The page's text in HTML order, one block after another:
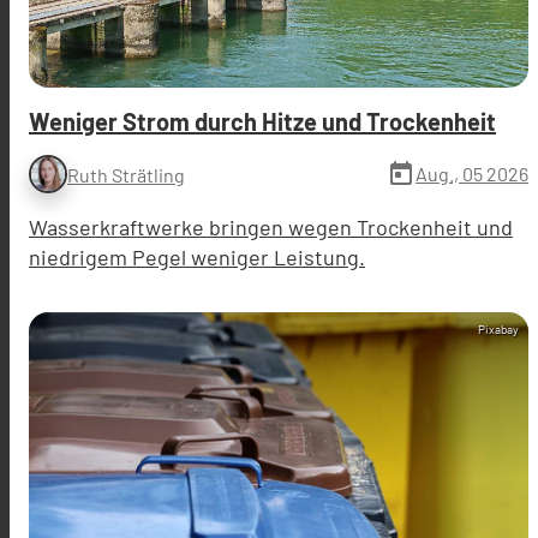
Weniger Strom durch Hitze und Trockenheit
Ruth Strätling today Aug., 05 2026
Wasserkraftwerke bringen wegen Trockenheit und
niedrigem Pegel weniger Leistung.
Pixabay